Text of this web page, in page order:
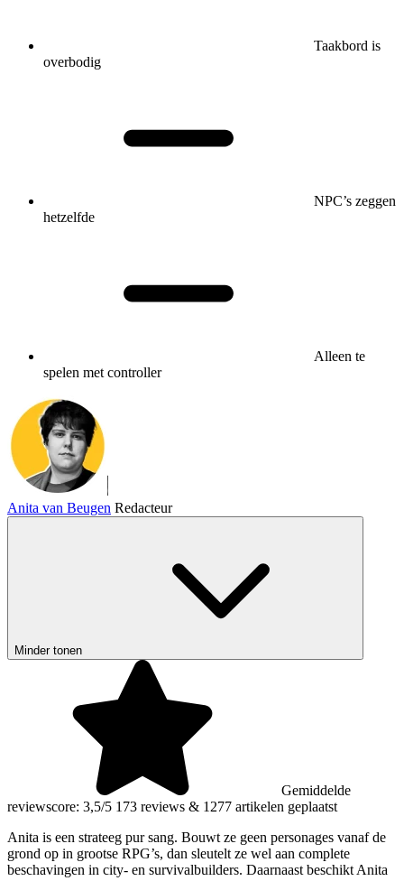
Taakbord is
overbodig
NPC’s zeggen
hetzelfde
Alleen te
spelen met controller
Anita van Beugen Redacteur
Minder tonen
Gemiddelde
reviewscore: 3,5/5 173 reviews & 1277 artikelen geplaatst
Anita is een strateeg pur sang. Bouwt ze geen personages vanaf de
grond op in grootse RPG’s, dan sleutelt ze wel aan complete
beschavingen in city- en survivalbuilders. Daarnaast beschikt Anita